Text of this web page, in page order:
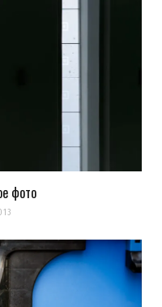
фото